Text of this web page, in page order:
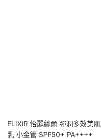
ELIXIR 怡麗絲爾 彈潤多效美肌
乳 小金管 SPF50+ PA++++